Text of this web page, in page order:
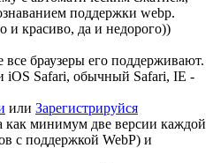
поддержки webp.
и красиво, да и недорого))
браузеры его поддерживают.
iOS Safari, обычный Safari, IE -
или Зарегистрируйся
как минимум две версии каждой
с поддержкой WebP) и